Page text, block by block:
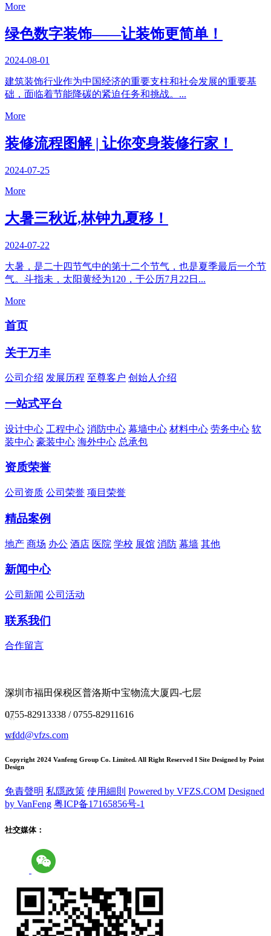
More
绿色数字装饰——让装饰更简单！
2024-08-01
建筑装饰行业作为中国经济的重要支柱和社会发展的重要基
础，面临着节能降碳的紧迫任务和挑战。...
More
装修流程图解 | 让你变身装修行家！
2024-07-25
More
大暑三秋近,林钟九夏移！
2024-07-22
大暑，是二十四节气中的第十二个节气，也是夏季最后一个节
气。斗指未，太阳黄经为120，于公历7月22日...
More
首页
关于万丰
公司介绍 发展历程 至尊客户 创始人介绍
一站式平台
设计中心 工程中心 消防中心 幕墙中心 材料中心 劳务中心 软
装中心 豪装中心 海外中心 总承包
资质荣誉
公司资质 公司荣誉 项目荣誉
精品案例
地产 商场 办公 酒店 医院 学校 展馆 消防 幕墙 其他
新闻中心
公司新闻 公司活动
联系我们
合作留言
深圳市福田保税区普洛斯中宝物流大厦四-七层
0755-82913338 / 0755-82911616
wfdd@vfzs.com
Copyright 2024 Vanfeng Group Co. Limited. All Right Reserved I Site Designed by Point
Design
免責聲明 私隱政策 使用細則 Powered by VFZS.COM Designed
by VanFeng 粤ICP备17165856号-1
社交媒体：